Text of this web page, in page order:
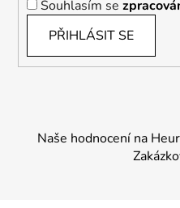
Souhlasím se
PŘIHLÁSIT SE
Naše hodnocení na